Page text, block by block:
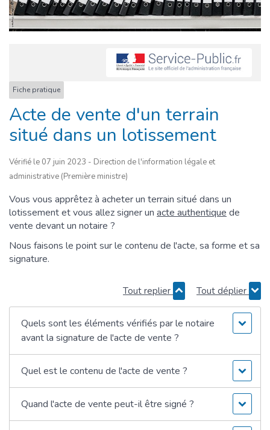
Fiche pratique
Acte de vente d'un terrain
situé dans un lotissement
Vérifié le 07 juin 2023 - Direction de l'information légale et
administrative (Première ministre)
Vous vous apprêtez à acheter un terrain situé dans un
lotissement et vous allez signer un acte authentique de
vente devant un notaire ?
Nous faisons le point sur le contenu de l'acte, sa forme et sa
signature.
Tout replier Tout déplier
Quels sont les éléments vérifiés par le notaire
avant la signature de l'acte de vente ?
Quel est le contenu de l'acte de vente ?
Quand l'acte de vente peut-il être signé ?